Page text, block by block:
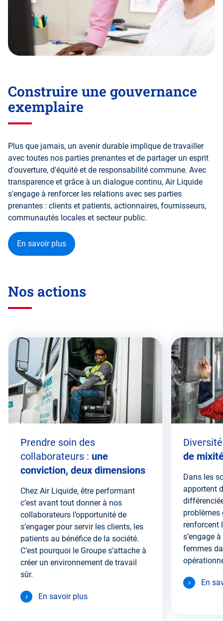
Construire une gouvernance
exemplaire
Plus que jamais, un avenir durable implique de travailler
avec toutes nos parties prenantes et de partager un esprit
d'ouverture, d'équité et de responsabilité commune. Avec
transparence et grâce à un dialogue continu, Air Liquide
s'engage à renforcer les relations avec ses parties
prenantes : clients et patients, actionnaires, fournisseurs,
communautés locales et secteur public.
En savoir plus
Nos actions
cette
zone
Prendre soin des
collaborateurs : une
conviction, deux dimensions
Chez Air Liquide, être performant
c’est avant tout donner à nos
collaborateurs l’opportunité de
s’engager pour servir les clients, les
patients au bénéfice de la société.
C’est pourquoi le Groupe s’attache à
créer un environnement de travail
sûr.
En savoir plus
de
Dans les
apportent
problèmes
renforcent
s’engage
femmes
En